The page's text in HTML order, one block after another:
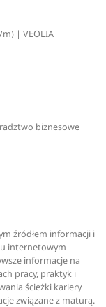
| VEOLIA
biznesowe |
źródłem informacji i
internetowym
informacje na
pracy, praktyk i
ścieżki kariery
związane z maturą.